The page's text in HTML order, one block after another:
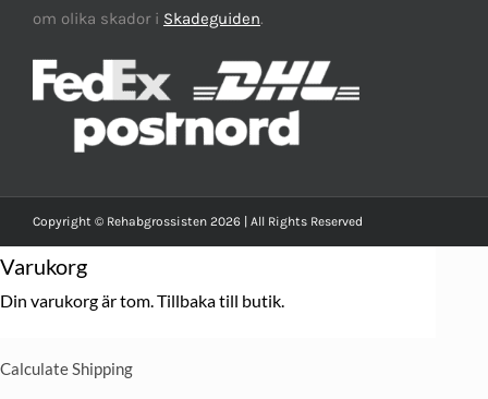
om olika skador i Skadeguiden.
Copyright © Rehabgrossisten 2026 | All Rights Reserved
Varukorg
Din varukorg är tom.Tillbaka till butik.
Calculate Shipping